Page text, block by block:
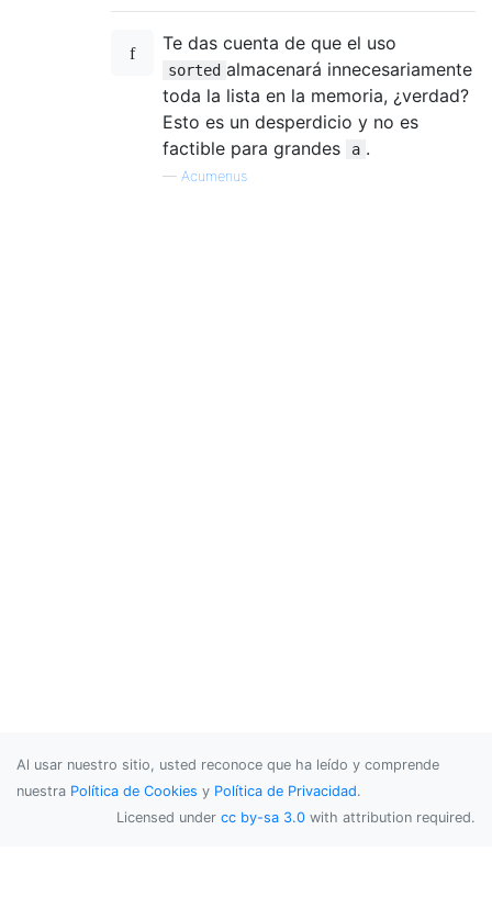
Te das cuenta de que el uso
sorted almacenará innecesariamente
toda la lista en la memoria, ¿verdad?
Esto es un desperdicio y no es
factible para grandes
a .
— Acumenus
Al usar nuestro sitio, usted reconoce que ha leído y comprende
nuestra Política de Cookies y Política de Privacidad.
Licensed under cc by-sa 3.0 with attribution required.